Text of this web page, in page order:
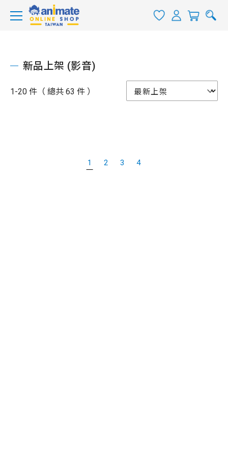
新品上架 (影音)
1-20 件（ 總共 63 件 ）
1 2 3 4